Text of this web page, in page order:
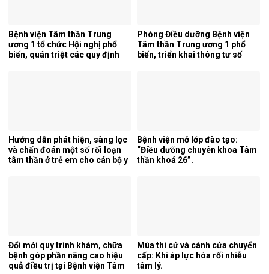
Bệnh viện Tâm thần Trung
ương 1 tổ chức Hội nghị phổ
biến, quán triệt các quy định
Phòng Điều dưỡng Bệnh viện
Tâm thần Trung ương 1 phổ
biến, triển khai thông tư số
Hướng dẫn phát hiện, sàng lọc
và chẩn đoán một số rối loạn
tâm thần ở trẻ em cho cán bộ y
Bệnh viện mở lớp đào tạo:
“Điều dưỡng chuyên khoa Tâm
thần khoá 26”.
Đổi mới quy trình khám, chữa
bệnh góp phần nâng cao hiệu
quả điều trị tại Bệnh viện Tâm
Mùa thi cử và cánh cửa chuyển
cấp: Khi áp lực hóa rối nhiễu
tâm lý.